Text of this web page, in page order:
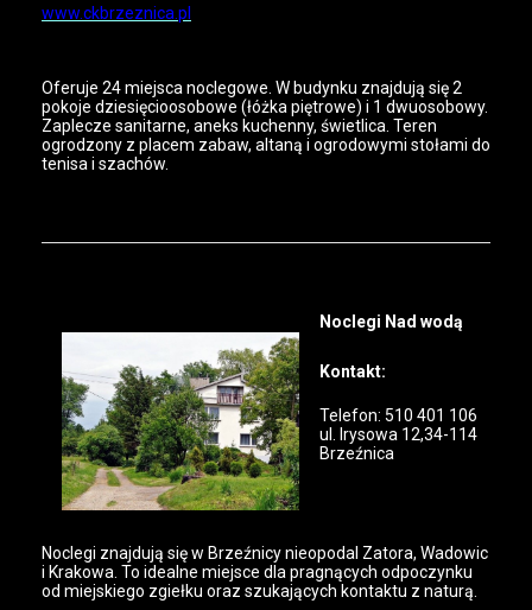
www.ckbrzeznica.pl
Oferuje 24 miejsca noclegowe. W budynku znajdują się 2
pokoje dziesięcioosobowe (łóżka piętrowe) i 1 dwuosobowy.
Zaplecze sanitarne, aneks kuchenny, świetlica. Teren
ogrodzony z placem zabaw, altaną i ogrodowymi stołami do
tenisa i szachów.
Noclegi Nad wodą
Kontakt:
Telefon: 510 401 106
ul. Irysowa 12,34-114
Brzeźnica
Noclegi znajdują się w Brzeźnicy nieopodal Zatora, Wadowic
i Krakowa. To idealne miejsce dla pragnących odpoczynku
od miejskiego zgiełku oraz szukających kontaktu z naturą.